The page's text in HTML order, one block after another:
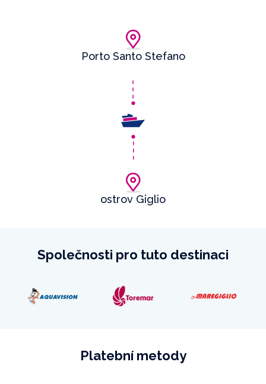
Porto Santo Stefano
ostrov Giglio
Společnosti pro tuto destinaci
Platební metody